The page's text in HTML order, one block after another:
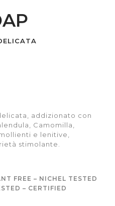
addizionato con
Camomilla,
e lenitive,
stimolante.
FREE – NICHEL TESTED
– CERTIFIED